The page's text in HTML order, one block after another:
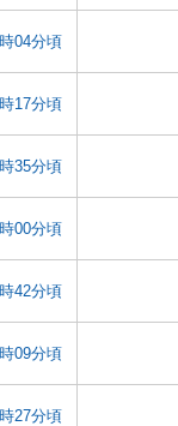
04分頃
17分頃
35分頃
00分頃
42分頃
09分頃
27分頃